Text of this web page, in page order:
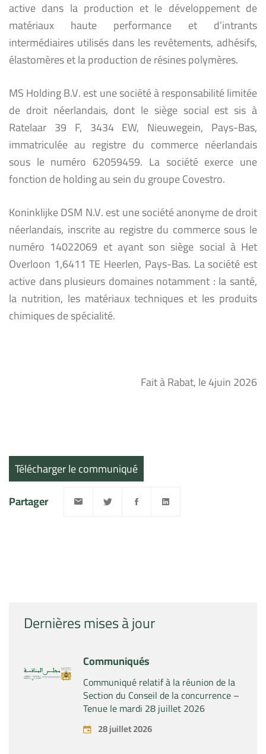
Dernières mises à jour
Communiqués
Communiqué relatif à la réunion de la
Section du Conseil de la concurrence –
Tenue le mardi 28 juillet 2026
28 juillet 2026
active dans la production et le développement de
matériaux haute performance et d’intrants
intermédiaires utilisés dans les revêtements, adhésifs,
élastomères et la production de résines polymères.
MS Holding B.V. est une société à responsabilité limitée
de droit néerlandais, dont le siège social est sis à
Ratelaar 39 F, 3434 EW, Nieuwegein, Pays-Bas,
immatriculée au registre du commerce néerlandais
sous le numéro 62059459. La société exerce une
fonction de holding au sein du groupe Covestro.
Koninklijke DSM N.V. est une société anonyme de droit
néerlandais, inscrite au registre du commerce sous le
numéro 14022069 et ayant son siège social à Het
Overloon 1,6411 TE Heerlen, Pays-Bas. La société est
active dans plusieurs domaines notamment : la santé,
la nutrition, les matériaux techniques et les produits
chimiques de spécialité.
Fait à Rabat, le 4juin 2026
Télécharger le communiqué
Partager